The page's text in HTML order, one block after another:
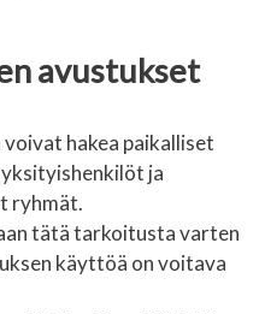
avustukset
hakea paikalliset
ja
ryhmät.
tätä tarkoitusta varten
käyttöä on voitava